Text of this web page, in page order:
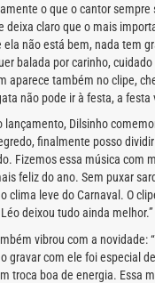
o que o cantor sempre
deixa claro que o mais
ela não está bem, nada tem
balada por carinho,
aparece também no clipe,
não pode ir à festa, a festa
lançamento, Dilsinho
finalmente posso dividir
Fizemos essa música com
feliz do ano. Sem puxar
clima leve do Carnaval. O
deixou tudo ainda melhor.”
vibrou com a novidade:
gravar com ele foi especial
troca boa de energia. Essa